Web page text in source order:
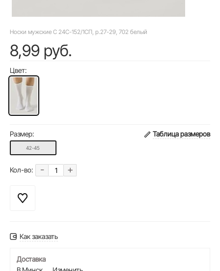
Носки мужские C 24С-152/1СП, р.27-29, 702 белый
8,99 руб.
Цвет:
Размер: Таблица размеров
42-45
Кол-во: - +
Как заказать
Доставка